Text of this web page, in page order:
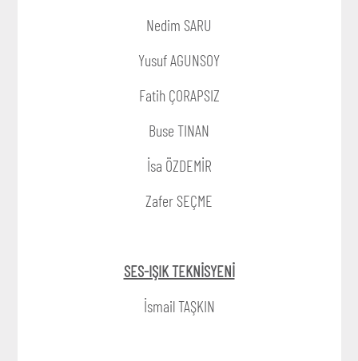
Nedim SARU
Yusuf AGUNSOY
Fatih ÇORAPSIZ
Buse TINAN
İsa ÖZDEMİR
Zafer SEÇME
SES-IŞIK TEKNİSYENİ
İsmail TAŞKIN